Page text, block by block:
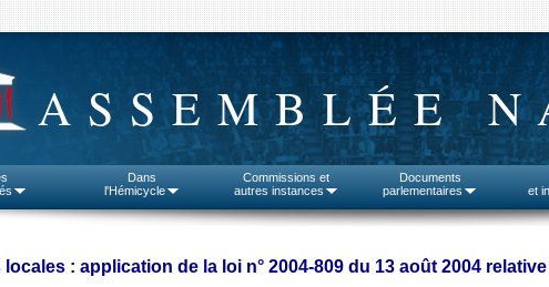
ASSEMBLÉE
Dans
l'Hémicycle
Commissions et
autres instances
Documents
parlementaires
et
: application de la loi n° 2004-809 du 13 août 2004